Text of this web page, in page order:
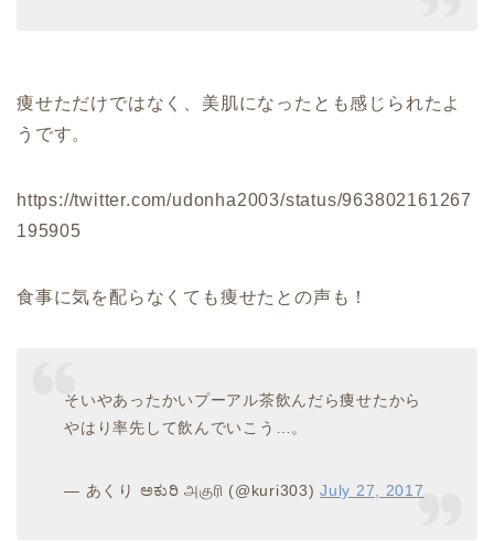
痩せただけではなく、美肌になったとも感じられたよ
うです。
https://twitter.com/udonha2003/status/963802161267
195905
食事に気を配らなくても痩せたとの声も！
そいやあったかいプーアル茶飲んだら痩せたから
やはり率先して飲んでいこう…。
— あくり ಅಕುರಿ அகுரி (@kuri303)July 27, 2017